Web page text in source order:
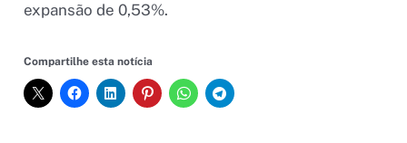
expansão de 0,53%.
Compartilhe esta notícia